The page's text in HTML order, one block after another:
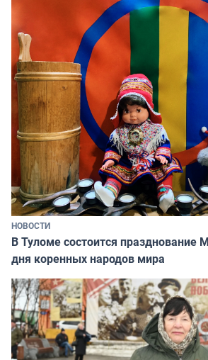
НОВОСТИ
В Туломе состоится празднование
дня коренных народов мира